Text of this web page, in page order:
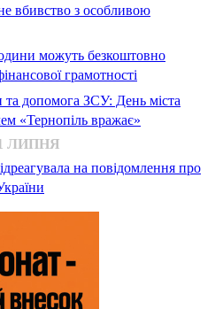
вбивство з особливою
можуть безкоштовно
грамотності
допомога ЗСУ: День міста
«Тернопіль вражає»
ЛИПНЯ
на повідомлення про